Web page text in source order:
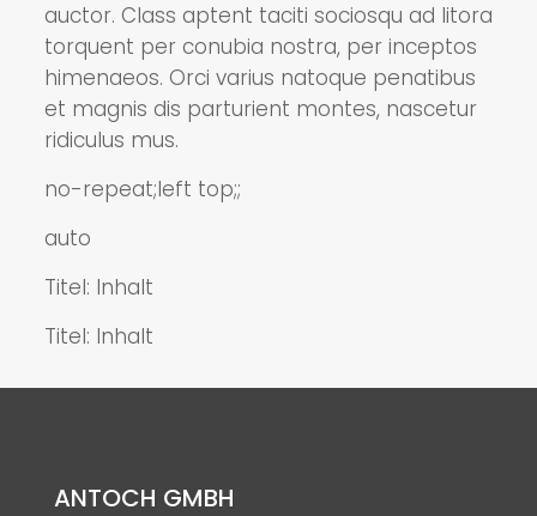
auctor. Class aptent taciti sociosqu ad litora
torquent per conubia nostra, per inceptos
himenaeos. Orci varius natoque penatibus
et magnis dis parturient montes, nascetur
ridiculus mus.
no-repeat;left top;;
auto
Titel: Inhalt
Titel: Inhalt
ANTOCH GMBH